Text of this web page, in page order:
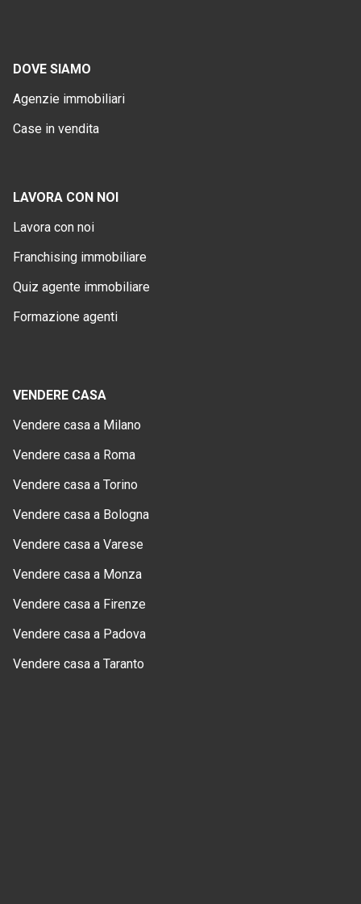
DOVE SIAMO
Agenzie immobiliari
Case in vendita
LAVORA CON NOI
Lavora con noi
Franchising immobiliare
Quiz agente immobiliare
Formazione agenti
VENDERE CASA
Vendere casa a Milano
Vendere casa a Roma
Vendere casa a Torino
Vendere casa a Bologna
Vendere casa a Varese
Vendere casa a Monza
Vendere casa a Firenze
Vendere casa a Padova
Vendere casa a Taranto